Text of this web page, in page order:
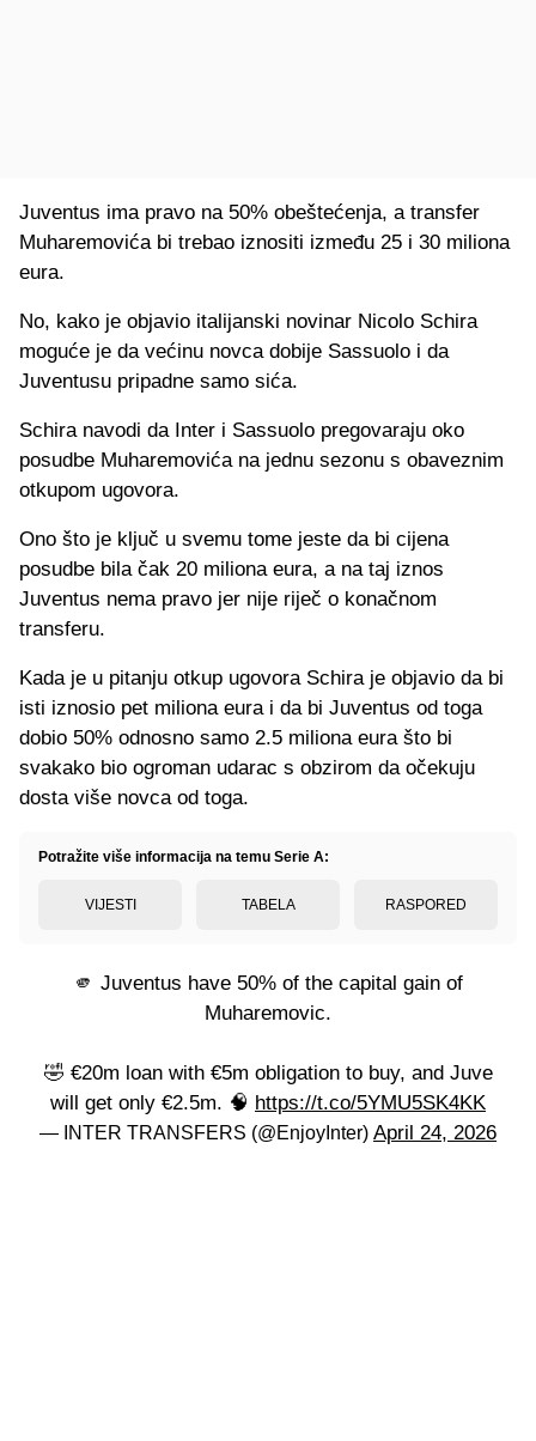
Juventus ima pravo na 50% obeštećenja, a transfer
Muharemovića bi trebao iznositi između 25 i 30 miliona
eura.
No, kako je objavio italijanski novinar Nicolo Schira
moguće je da većinu novca dobije Sassuolo i da
Juventusu pripadne samo sića.
Schira navodi da Inter i Sassuolo pregovaraju oko
posudbe Muharemovića na jednu sezonu s obaveznim
otkupom ugovora.
Ono što je ključ u svemu tome jeste da bi cijena
posudbe bila čak 20 miliona eura, a na taj iznos
Juventus nema pravo jer nije riječ o konačnom
transferu.
Kada je u pitanju otkup ugovora Schira je objavio da bi
isti iznosio pet miliona eura i da bi Juventus od toga
dobio 50% odnosno samo 2.5 miliona eura što bi
svakako bio ogroman udarac s obzirom da očekuju
dosta više novca od toga.
Potražite više informacija na temu Serie A:
VIJESTI TABELA RASPORED
🫵 Juventus have 50% of the capital gain of
Muharemovic.
🤣 €20m loan with €5m obligation to buy, and Juve
will get only €2.5m. 🧠 https://t.co/5YMU5SK4KK
— INTER TRANSFERS (@EnjoyInter) April 24, 2026